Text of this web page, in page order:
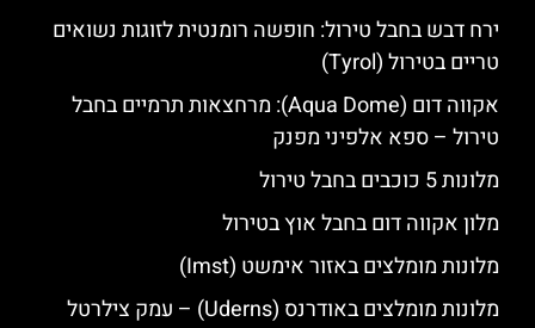
ירח דבש בחבל טירול: חופשה רומנטית לזוגות נשואים
טריים בטירול (Tyrol)
אקווה דום (Aqua Dome): מרחצאות תרמיים בחבל
טירול – ספא אלפיני מפנק
מלונות 5 כוכבים בחבל טירול
מלון אקווה דום בחבל אוץ בטירול
מלונות מומלצים באזור אימשט (Imst)
מלונות מומלצים באודרנס (Uderns) – עמק צילרטל